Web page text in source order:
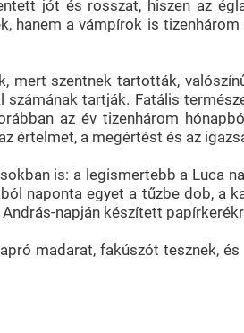
jót és rosszat, hiszen az
hanem a vámpírok is
mert szentnek tartották,
tartják. Fatális
az év tizenhárom
értelmet, a megértést és az
is: a legismertebb a Luca
naponta egyet a tűzbe dob, a
napján készített
madarat, fakúszót tesznek,